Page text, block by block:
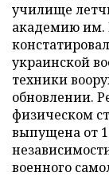
училище
академию им.
украинской
техники
обновлении.
физическом
выпущена от
военного